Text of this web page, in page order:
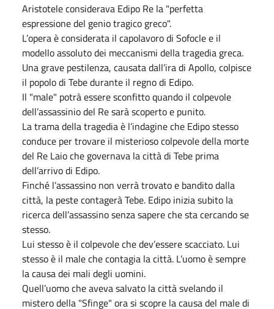
Aristotele considerava Edipo Re la "perfetta
espressione del genio tragico greco".
L’opera è considerata il capolavoro di Sofocle e il
modello assoluto dei meccanismi della tragedia greca.
Una grave pestilenza, causata dall’ira di Apollo, colpisce
il popolo di Tebe durante il regno di Edipo.
Il "male" potrà essere sconfitto quando il colpevole
dell’assassinio del Re sarà scoperto e punito.
La trama della tragedia è l’indagine che Edipo stesso
conduce per trovare il misterioso colpevole della morte
del Re Laio che governava la città di Tebe prima
dell’arrivo di Edipo.
Finché l’assassino non verrà trovato e bandito dalla
città, la peste contagerà Tebe. Edipo inizia subito la
ricerca dell’assassino senza sapere che sta cercando se
stesso.
Lui stesso è il colpevole che dev’essere scacciato. Lui
stesso è il male che contagia la città. L’uomo è sempre
la causa dei mali degli uomini.
Quell’uomo che aveva salvato la città svelando il
mistero della "Sfinge" ora si scopre la causa del male di